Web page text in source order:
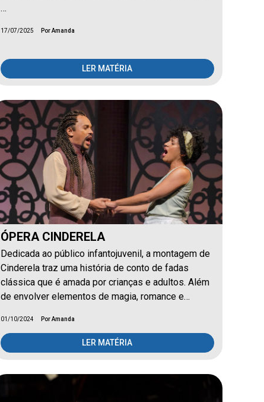
…
17/07/2025 Por Amanda
LER MATÉRIA
ÓPERA CINDERELA
Dedicada ao público infantojuvenil, a montagem de
Cinderela traz uma história de conto de fadas
clássica que é amada por crianças e adultos. Além
de envolver elementos de magia, romance e…
01/10/2024 Por Amanda
LER MATÉRIA